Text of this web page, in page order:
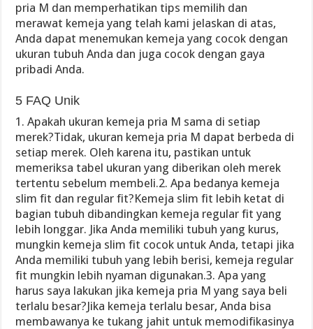
pria M dan memperhatikan tips memilih dan
merawat kemeja yang telah kami jelaskan di atas,
Anda dapat menemukan kemeja yang cocok dengan
ukuran tubuh Anda dan juga cocok dengan gaya
pribadi Anda.
5 FAQ Unik
1. Apakah ukuran kemeja pria M sama di setiap
merek?Tidak, ukuran kemeja pria M dapat berbeda di
setiap merek. Oleh karena itu, pastikan untuk
memeriksa tabel ukuran yang diberikan oleh merek
tertentu sebelum membeli.2. Apa bedanya kemeja
slim fit dan regular fit?Kemeja slim fit lebih ketat di
bagian tubuh dibandingkan kemeja regular fit yang
lebih longgar. Jika Anda memiliki tubuh yang kurus,
mungkin kemeja slim fit cocok untuk Anda, tetapi jika
Anda memiliki tubuh yang lebih berisi, kemeja regular
fit mungkin lebih nyaman digunakan.3. Apa yang
harus saya lakukan jika kemeja pria M yang saya beli
terlalu besar?Jika kemeja terlalu besar, Anda bisa
membawanya ke tukang jahit untuk memodifikasinya